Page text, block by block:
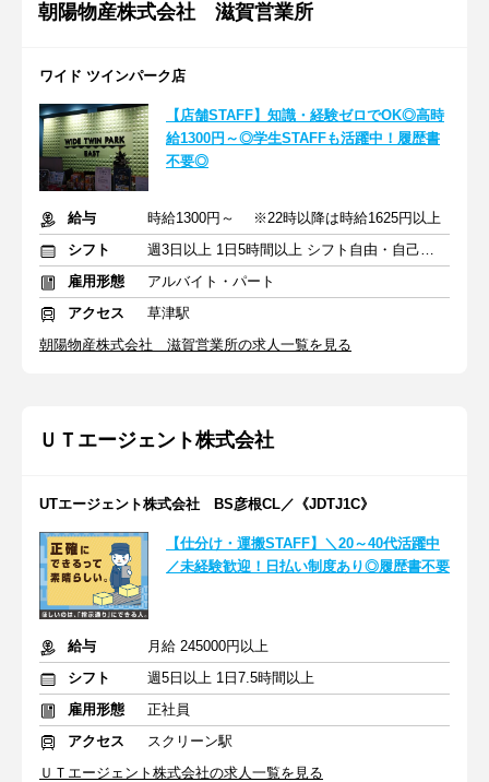
朝陽物産株式会社 滋賀営業所
ワイド ツインパーク店
【店舗STAFF】知識・経験ゼロでOK◎高時
給1300円～◎学生STAFFも活躍中！履歴書
不要◎
給与
時給1300円～ ※22時以降は時給1625円以上
シフト
週3日以上 1日5時間以上 シフト自由・自己申告
雇用形態
アルバイト・パート
アクセス
草津駅
朝陽物産株式会社 滋賀営業所の求人一覧を見る
ＵＴエージェント株式会社
UTエージェント株式会社 BS彦根CL／《JDTJ1C》
【仕分け・運搬STAFF】＼20～40代活躍中
／未経験歓迎！日払い制度あり◎履歴書不要
給与
月給 245000円以上
シフト
週5日以上 1日7.5時間以上
雇用形態
正社員
アクセス
スクリーン駅
ＵＴエージェント株式会社の求人一覧を見る